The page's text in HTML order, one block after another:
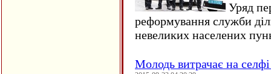
Уряд
реформування служби
невеликих населених
Молодь витрачає на